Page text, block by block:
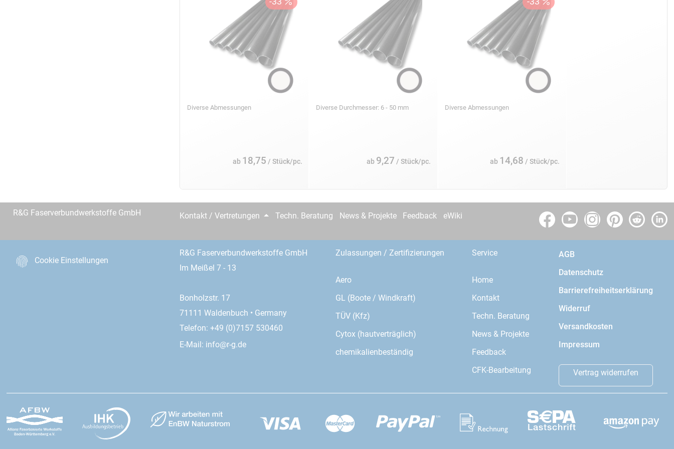
Diverse Abmessungen
ab 18,75 / Stück/pc.
Diverse Durchmesser: 6 - 50 mm
ab 9,27 / Stück/pc.
Diverse Abmessungen
ab 14,68 / Stück/pc.
R&G Faserverbundwerkstoffe GmbH Kontakt / Vertretungen Techn. Beratung News & Projekte Feedback eWiki
Cookie Einstellungen
R&G Faserverbundwerkstoffe GmbH
Im Meißel 7 - 13
Bonholzstr. 17
71111 Waldenbuch • Germany
Telefon: +49 (0)7157 530460
E-Mail: info@r-g.de
Zulassungen / Zertifizierungen
Aero
GL (Boote / Windkraft)
TÜV (Kfz)
Cytox (hautverträglich)
chemikalienbeständig
Service
Home
Kontakt
Techn. Beratung
News & Projekte
Feedback
CFK-Bearbeitung
AGB
Datenschutz
Barrierefreiheitserklärung
Widerruf
Versandkosten
Impressum
Vertrag widerrufen